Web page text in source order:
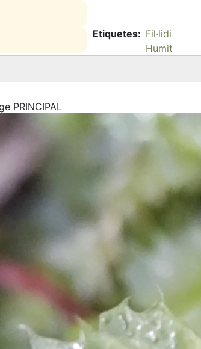
Etiquetes
Fil·lidi
Humit
PRINCIPAL